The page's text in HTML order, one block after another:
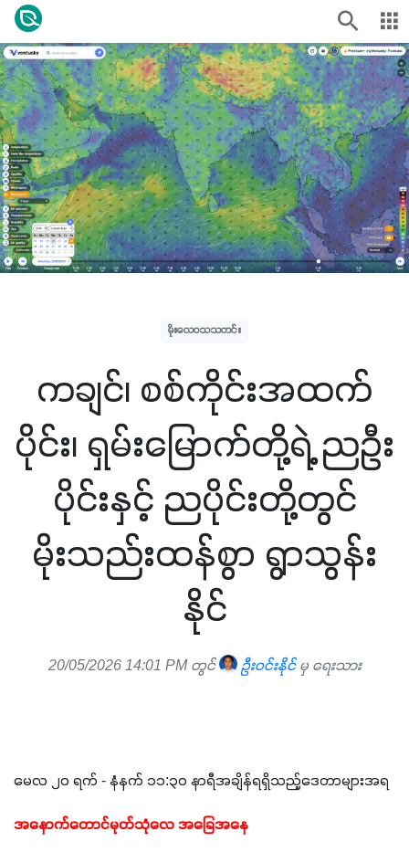
မိုးလေဝသသတင်း
ကချင်၊ စစ်ကိုင်းအထက်
ပိုင်း၊ ရှမ်းမြောက်တို့ရဲ့ ညဦး
ပိုင်းနှင့် ညပိုင်းတို့တွင်
မိုးသည်းထန်စွာ ရွာသွန်း
နိုင်
20/05/2026 14:01 PM တွင် ဦးဝင်းနိုင်မှ ရေးသား
မေလ ၂၀ ရက် - နံနက် ၁၁:၃၀ နာရီအချိန်ရရှိသည့်ဒေတာများအရ
အနောက်တောင်မုတ်သုံလေ အခြေအနေ